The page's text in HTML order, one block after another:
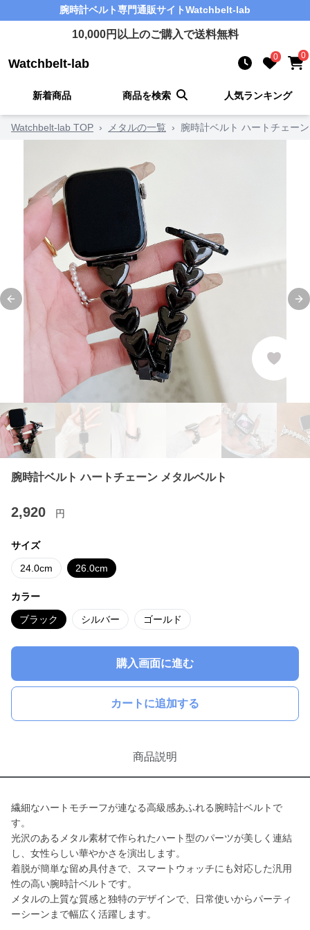
腕時計ベルト専門通販サイトWatchbelt-lab
10,000円以上のご購入で送料無料
Watchbelt-lab 0 0
新着商品 商品を検索 人気ランキング
Watchbelt-lab TOP › メタルの一覧 › 腕時計ベルト ハートチェー
Previous slide
腕時計ベルト ハートチェーン メタルベルト
2,920 円
サイズ
24.0cm 26.0cm
カラー
ブラック シルバー ゴールド
購入画面に進む
カートに追加する
商品説明
繊細なハートモチーフが連なる高級感あふれる腕時計ベルトで
す。
光沢のあるメタル素材で作られたハート型のパーツが美しく連結
し、女性らしい華やかさを演出します。
着脱が簡単な留め具付きで、スマートウォッチにも対応した汎用
性の高い腕時計ベルトです。
メタルの上質な質感と独特のデザインで、日常使いからパーティ
ーシーンまで幅広く活躍します。